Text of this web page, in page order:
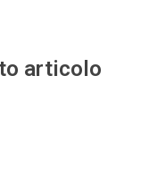
articolo